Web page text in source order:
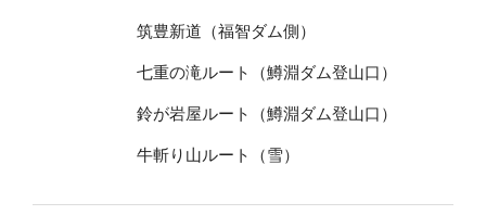
筑豊新道（福智ダム側）
七重の滝ルート（鱒淵ダム登山口）
鈴が岩屋ルート（鱒淵ダム登山口）
牛斬り山ルート（雪）